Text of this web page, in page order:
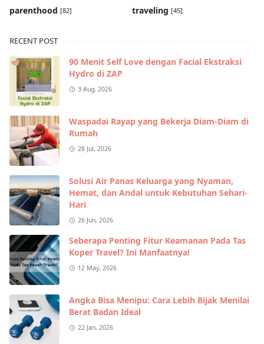
parenthood [82] traveling [45]
RECENT POST
90 Menit Self Love dengan Facial Ekstraksi
Hydro di ZAP
3 Aug, 2026
Waspadai Rayap yang Bekerja Diam-Diam di
Rumah
28 Jul, 2026
Solusi Air Panas Keluarga yang Nyaman,
Hemat, dan Andal untuk Kebutuhan Sehari-
Hari
26 Jun, 2026
Seberapa Penting Fitur Keamanan Pada Tas
Koper Travel? Ini Manfaatnya!
12 May, 2026
Angka Bisa Menipu: Cara Lebih Bijak Menilai
Berat Badan Ideal
22 Jan, 2026